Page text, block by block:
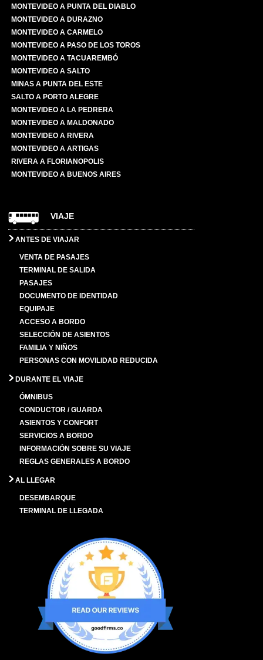
MONTEVIDEO A PUNTA DEL DIABLO
MONTEVIDEO A DURAZNO
MONTEVIDEO A CARMELO
MONTEVIDEO A PASO DE LOS TOROS
MONTEVIDEO A TACUAREMBÓ
MONTEVIDEO A SALTO
MINAS A PUNTA DEL ESTE
SALTO A PORTO ALEGRE
MONTEVIDEO A LA PEDRERA
MONTEVIDEO A MALDONADO
MONTEVIDEO A RIVERA
MONTEVIDEO A ARTIGAS
RIVERA A FLORIANOPOLIS
MONTEVIDEO A BUENOS AIRES
VIAJE
ANTES DE VIAJAR
VENTA DE PASAJES
TERMINAL DE SALIDA
PASAJES
DOCUMENTO DE IDENTIDAD
EQUIPAJE
ACCESO A BORDO
SELECCIÓN DE ASIENTOS
FAMILIA Y NIÑOS
PERSONAS CON MOVILIDAD REDUCIDA
DURANTE EL VIAJE
ÓMNIBUS
CONDUCTOR / GUARDA
ASIENTOS Y CONFORT
SERVICIOS A BORDO
INFORMACIÓN SOBRE SU VIAJE
REGLAS GENERALES A BORDO
AL LLEGAR
DESEMBARQUE
TERMINAL DE LLEGADA